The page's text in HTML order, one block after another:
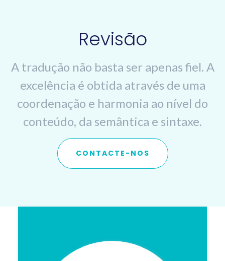
Revisão
A tradução não basta ser apenas fiel. A
excelência é obtida através de uma
coordenação e harmonia ao nível do
conteúdo, da semântica e sintaxe.
CONTACTE-NOS